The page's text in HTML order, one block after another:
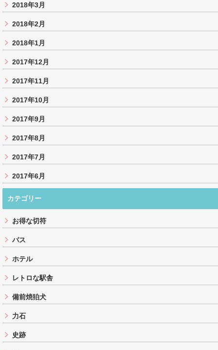
2018年3月
2018年2月
2018年1月
2017年12月
2017年11月
2017年10月
2017年9月
2017年8月
2017年7月
2017年6月
カテゴリー
お得な切符
バス
ホテル
レトロな駅舎
備前焼狛犬
力石
史跡